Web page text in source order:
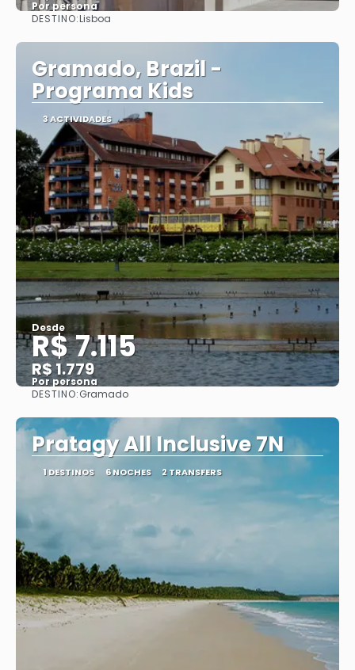
Por persona
DESTINO:Lisboa
Gramado, Brazil -
Programa Kids
3 ACTIVIDADES
Desde
R$ 7.115
R$ 1.779
Por persona
DESTINO:Gramado
Pratagy All Inclusive 7N
1 DESTINOS 6 NOCHES 2 TRANSFERS